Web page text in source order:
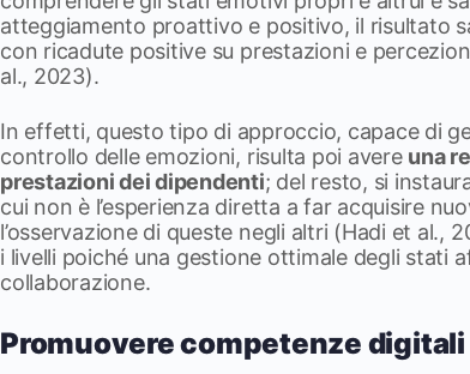
atteggiamento proattivo e positivo, il risultato
con ricadute positive su prestazioni e
al., 2023).
In effetti, questo tipo di approccio, capace di
controllo delle emozioni, risulta poi avere una
prestazioni dei dipendenti; del resto, si
cui non è l’esperienza diretta a far acquisire
l’osservazione di queste negli altri (Hadi et al.,
i livelli poiché una gestione ottimale degli stati
collaborazione.
Promuovere competenze